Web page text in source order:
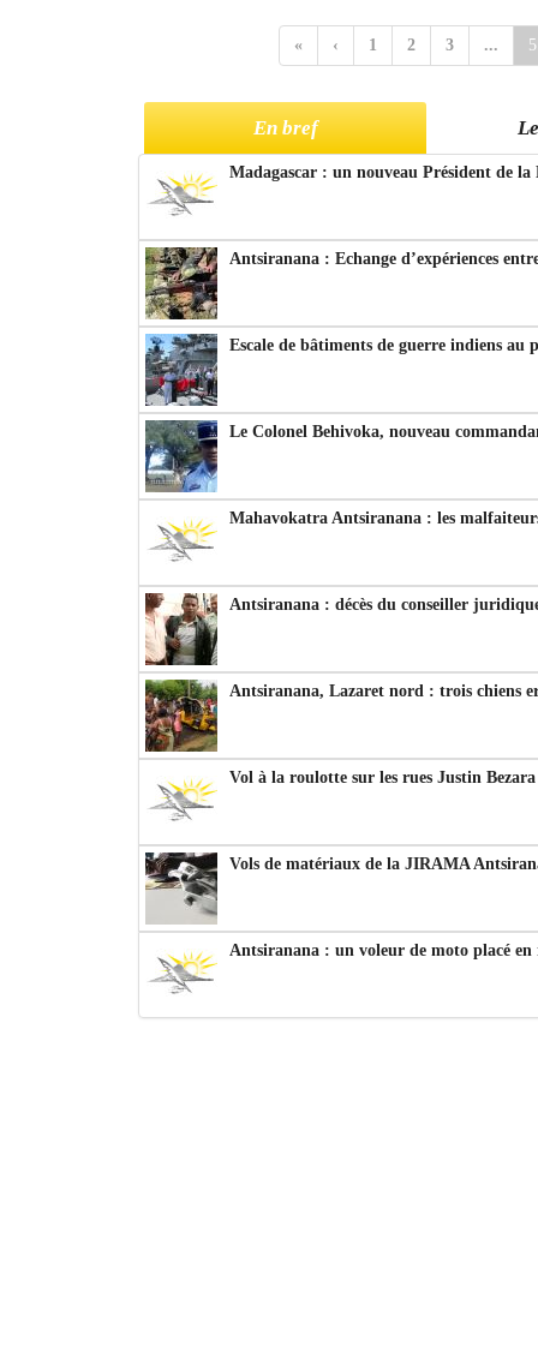
« ‹ 1 2 3 ... 5
En bref
Madagascar : un nouveau Président de
Antsiranana : Echange d’expériences
Escale de bâtiments de guerre indiens au
Le Colonel Behivoka, nouveau
Mahavokatra Antsiranana : les
Antsiranana : décès du conseiller
Antsiranana, Lazaret nord : trois chiens
Vol à la roulotte sur les rues Justin
Vols de matériaux de la JIRAMA
Antsiranana : un voleur de moto placé en